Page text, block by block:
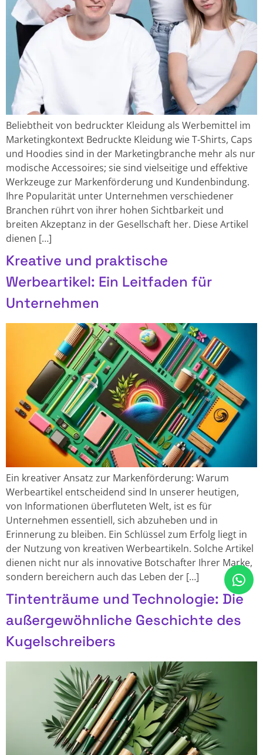
Beliebtheit von bedruckter Kleidung als Werbemittel im
Marketingkontext Bedruckte Kleidung wie T-Shirts, Caps
und Hoodies sind in der Marketingbranche mehr als nur
modische Accessoires; sie sind vielseitige und effektive
Werkzeuge zur Markenförderung und Kundenbindung.
Ihre Popularität unter Unternehmen verschiedener
Branchen rührt von ihrer hohen Sichtbarkeit und
breiten Akzeptanz in der Gesellschaft her. Diese Artikel
dienen […]
Kreative und praktische
Werbeartikel: Ein Leitfaden für
Unternehmen
Ein kreativer Ansatz zur Markenförderung: Warum
Werbeartikel entscheidend sind In unserer heutigen,
von Informationen überfluteten Welt, ist es für
Unternehmen essentiell, sich abzuheben und in
Erinnerung zu bleiben. Ein Schlüssel zum Erfolg liegt in
der Nutzung von kreativen Werbeartikeln. Solche Artikel
dienen nicht nur als innovative Botschafter Ihrer Marke,
sondern bereichern auch das Leben der […]
Tintenträume und Technologie: Die
außergewöhnliche Geschichte des
Kugelschreibers